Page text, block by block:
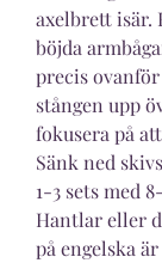
axelbrett isär.
böjda
precis
stången upp
fokusera på
Sänk ned
1-3 sets med
Hantlar eller
på engelska